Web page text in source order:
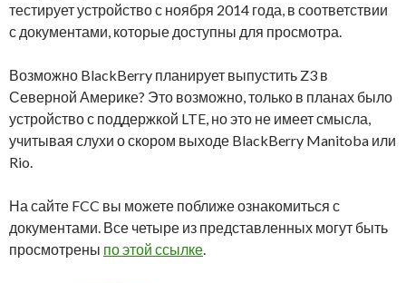
тестирует устройство с ноября 2014 года, в соответствии
с документами, которые доступны для просмотра.
Возможно BlackBerry планирует выпустить Z3 в
Северной Америке? Это возможно, только в планах было
устройство с поддержкой LTE, но это не имеет смысла,
учитывая слухи о скором выходе BlackBerry Manitoba или
Rio.
На сайте FCC вы можете поближе ознакомиться с
документами. Все четыре из представленных могут быть
просмотрены по этой ссылке.